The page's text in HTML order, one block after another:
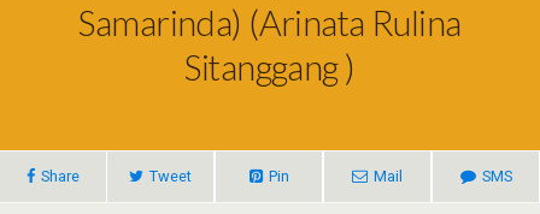
Samarinda) (Arinata Rulina
Sitanggang )
Share Tweet Pin Mail SMS